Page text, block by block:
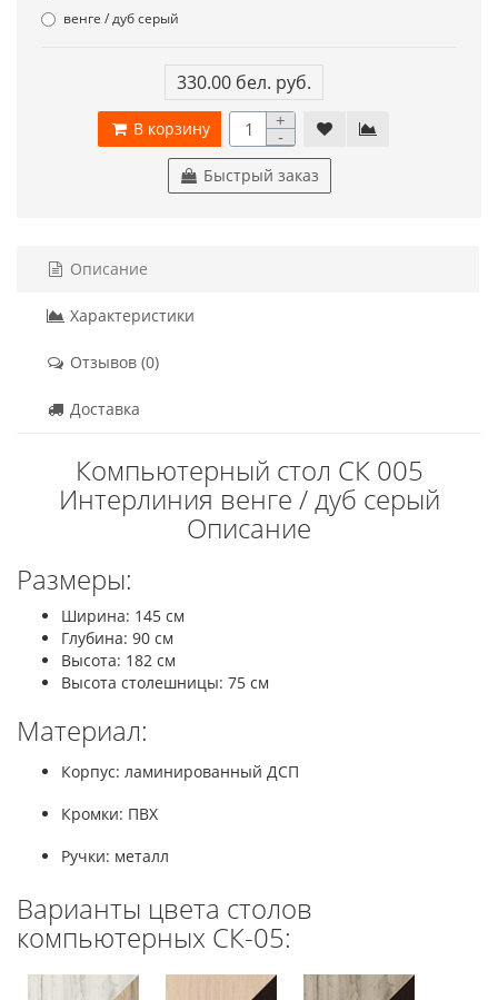
венге / дуб серый
330.00 бел. руб.
В корзину +
-
Быстрый заказ
Описание
Характеристики
Отзывов (0)
Доставка
Компьютерный стол СК 005
Интерлиния венге / дуб серый
Описание
Размеры:
Ширина: 145 см
Глубина: 90 см
Высота: 182 см
Высота столешницы: 75 см
Материал:
Корпус: ламинированный ДСП
Кромки: ПВХ
Ручки: металл
Варианты цвета столов
компьютерных СК-05: